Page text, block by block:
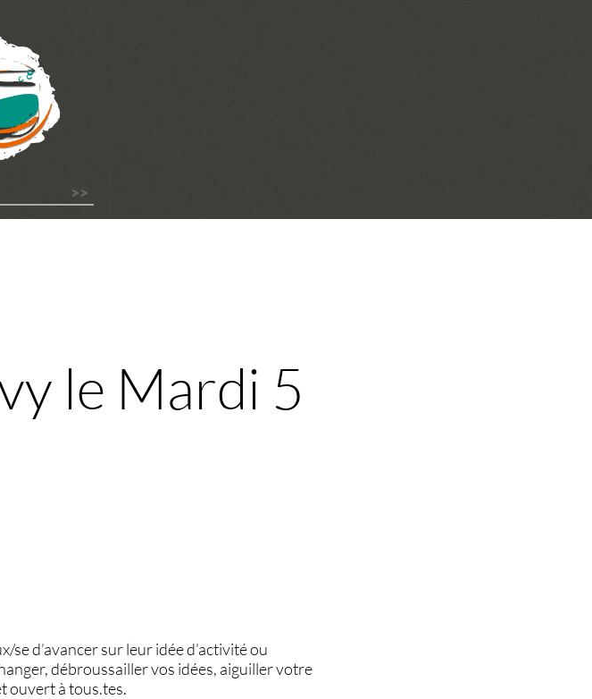
le Mardi 5
d’avancer sur leur idée d’activité ou
débroussailler vos idées, aiguiller votre
ouvert à tous.tes.